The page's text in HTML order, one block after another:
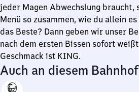
jeder Magen Abwechslung
Menü so zusammen, wie du allein
das Beste? Dann geben wir unser
nach dem ersten Bissen sofort
Geschmack ist KING.
Auch an diesem Bahnhof